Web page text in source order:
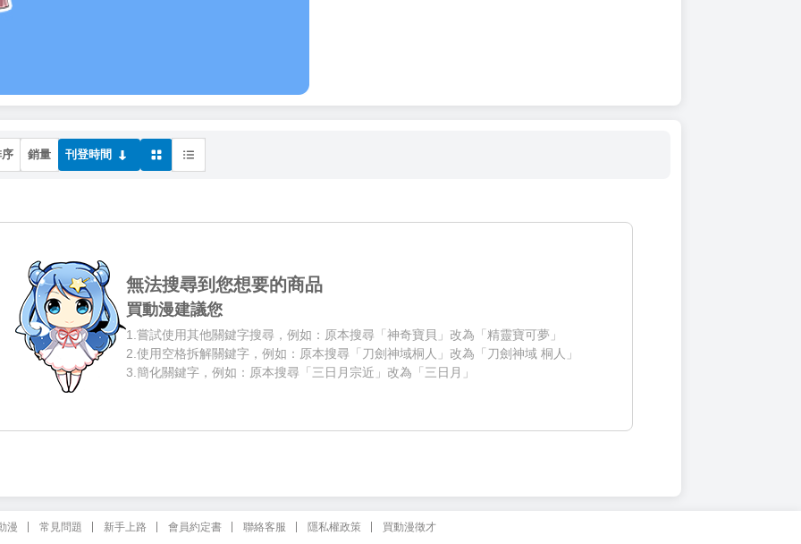
銷量 刊登時間
無法搜尋到您想要的商品
買動漫建議您
1.嘗試使用其他關鍵字搜尋，例如：原本搜尋「神奇寶貝」改為「精靈寶可夢」
2.使用空格拆解關鍵字，例如：原本搜尋「刀劍神域桐人」改為「刀劍神域 桐人」
3.簡化關鍵字，例如：原本搜尋「三日月宗近」改為「三日月」
漫 常見問題 新手上路 會員約定書 聯絡客服 隱私權政策 買動漫徵才